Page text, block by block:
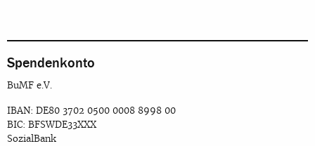
Spendenkonto
BuMF e.V.
IBAN: DE80 3702 0500 0008 8998 00
BIC: BFSWDE33XXX
SozialBank